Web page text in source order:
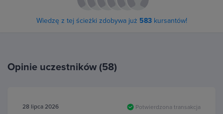
Wiedzę z tej ścieżki zdobywa już 583kursantów!
Opinie uczestników (58)
28 lipca 2026 Potwierdzona transakcja